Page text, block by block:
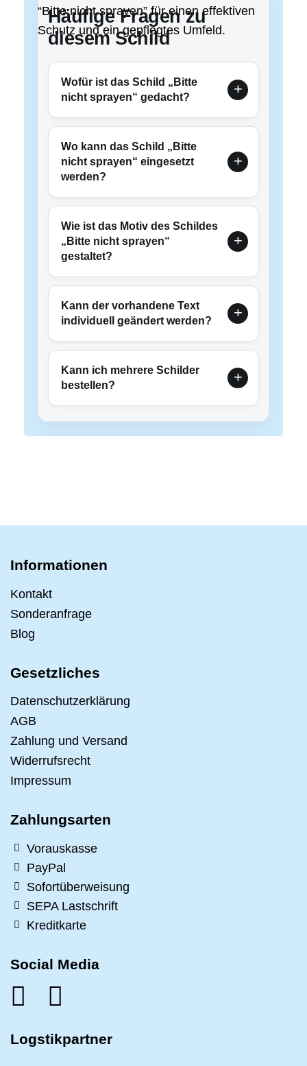
“Bitte nicht sprayen” für einen effektiven
Schutz und ein gepflegtes Umfeld.
Häufige Fragen zu
diesem Schild
Wofür ist das Schild „Bitte
nicht sprayen“ gedacht?
Wo kann das Schild „Bitte
nicht sprayen“ eingesetzt
werden?
Wie ist das Motiv des Schildes
„Bitte nicht sprayen“
gestaltet?
Kann der vorhandene Text
individuell geändert werden?
Kann ich mehrere Schilder
bestellen?
Informationen
Kontakt
Sonderanfrage
Blog
Gesetzliches
Datenschutzerklärung
AGB
Zahlung und Versand
Widerrufsrecht
Impressum
Zahlungsarten
Vorauskasse
PayPal
Sofortüberweisung
SEPA Lastschrift
Kreditkarte
Social Media
Logstikpartner